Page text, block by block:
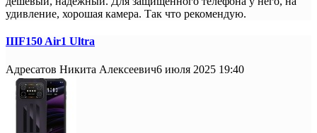
удивление, хорошая камера. Так что рекомендую.
IIIF150 Air1 Ultra
Адресатов Никита Алексеевич6 июля 2025 19:40